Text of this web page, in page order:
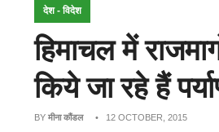
देश - विदेश
हिमाचल में
किये जा रहे हैं
BY मीना कौंडल • 12 OCTOBER, 2015